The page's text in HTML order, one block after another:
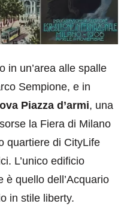
in un’area alle spalle
Sempione, e in
Piazza d’armi, una
la Fiera di Milano
quartiere di CityLife
L’unico edificio
è quello dell’Acquario
in stile liberty.